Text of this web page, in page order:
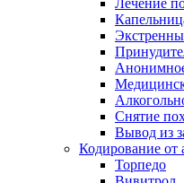
Лечение
Снятие
Вывод из
Кодирование от
Торпедо